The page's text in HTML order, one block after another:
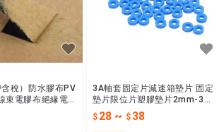
稅）防水膠布PV
束電膠布絕緣電線
3A軸套固定片減速箱墊片 固定
墊片限位片塑膠墊片2mm-3m
m28 ~ 38